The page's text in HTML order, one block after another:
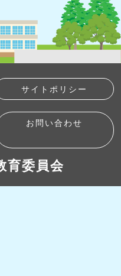
サイトポリシー
お問い合わせ
育委員会